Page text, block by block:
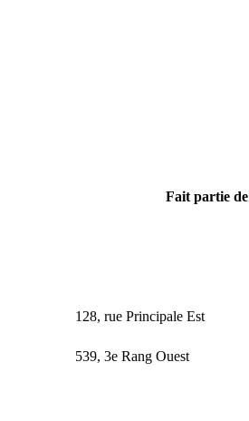
Fait partie de
128, rue Principale Est
539, 3e Rang Ouest